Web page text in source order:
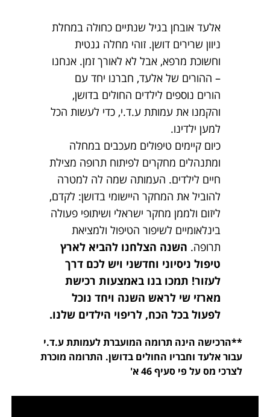
אלעד אובחן בגיל שנתיים כחולה במחלת
ניוון שרירים דושן. זוהי מחלה גנטית
וחשוכת מרפא, אבל לא לאורך זמן. אנחנו
– ההורים של אלעד, חברנו יחד עם
הורים נוספים לילדים החולים בדושן,
והקמנו את עמותת ע.ד.י, כדי לעשות הכל
למען ילדינו.
כיום קיימים טיפולים מעכבים במחלה
ומתנהלים מחקרים לפיתוח תרופה מצילת
חיים לילדים. העמותה שמה לה למטרה
להוביל את המחקר היישומי בדושן: לקדם,
ליזום ולממן מחקר ישראלי ושיתופי פעולה
בינלאומיים לשיפור הטיפול ולמציאת
תרופה. השנה הצלחנו להביא לארץ
טיפול ניסיוני וחדשני ויש לכם דרך
לעזור! תמכו בנו באמצעות רכישת
מארזי שי לראש השנה ויחד נוכל
לפעול בכל הכח, לריפוי הילדים שלנו.
**הרכישה הינה תרומה המועברת לעמותת ע.ד.י
עבור אלעד וחבריו החולים בדושן. התרומה מוכרת
לצרכי מס על פי סעיף 46 א'